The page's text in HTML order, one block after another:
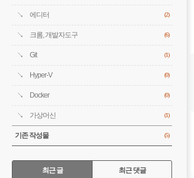
에디터 (2)
크롬, 개발자도구 (6)
Git (1)
Hyper-V (0)
Docker (0)
가상머신 (1)
기존 작성물 (5)
RECENTLY
최근 글 최근 댓글